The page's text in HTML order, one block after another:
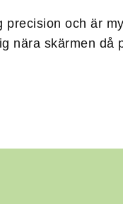
och är
nära skärmen då